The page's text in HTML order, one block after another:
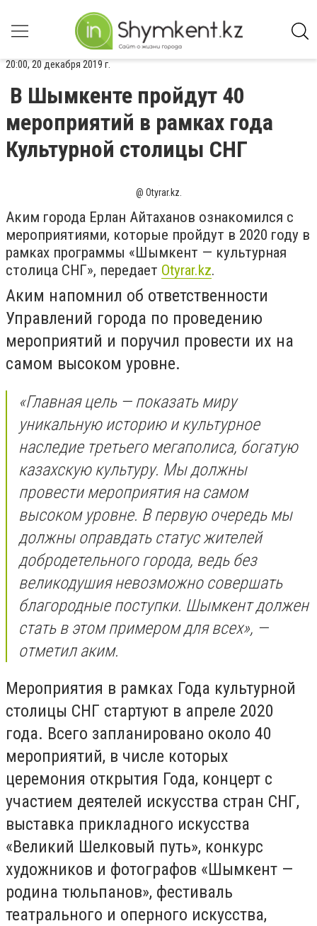
20:00, 20 декабря 2019 г.
В Шымкенте пройдут 40
мероприятий в рамках года
Культурной столицы СНГ
@ Оtyrar.kz.
Аким города Ерлан Айтаханов ознакомился с
мероприятиями, которые пройдут в 2020 году в
рамках программы «Шымкент — культурная
столица СНГ», передает Оtyrar.kz.
Аким напомнил об ответственности
Управлений города по проведению
мероприятий и поручил провести их на
самом высоком уровне.
«Главная цель — показать миру
уникальную историю и культурное
наследие третьего мегаполиса, богатую
казахскую культуру. Мы должны
провести мероприятия на самом
высоком уровне. В первую очередь мы
должны оправдать статус жителей
добродетельного города, ведь без
великодушия невозможно совершать
благородные поступки. Шымкент должен
стать в этом примером для всех», —
отметил аким.
Мероприятия в рамках Года культурной
столицы СНГ стартуют в апреле 2020
года. Всего запланировано около 40
мероприятий, в числе которых
церемония открытия Года, концерт с
участием деятелей искусства стран СНГ,
выставка прикладного искусства
«Великий Шелковый путь», конкурс
художников и фотографов «Шымкент —
родина тюльпанов», фестиваль
театрального и оперного искусства,